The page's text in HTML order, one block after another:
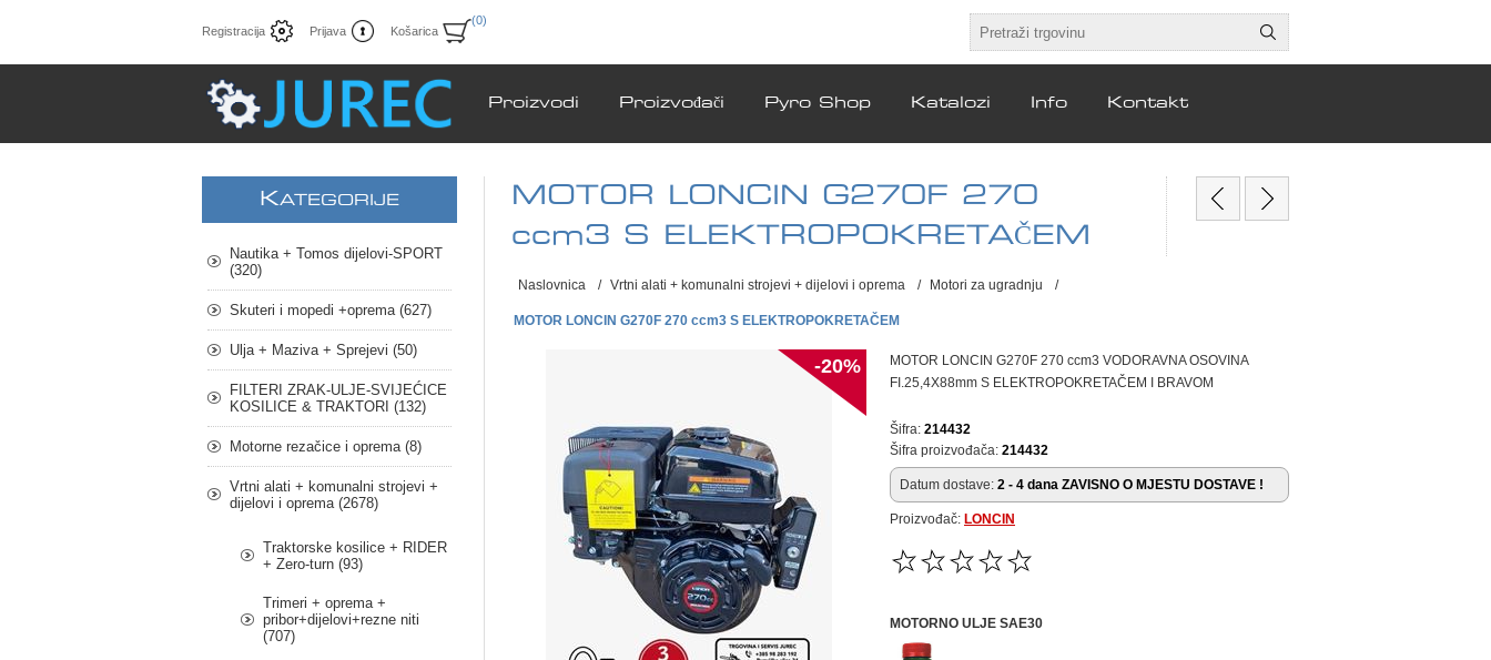
Registracija Prijava Košarica
(0)
Proizvodi Proizvođači Pyro Shop Katalozi Info Kontakt
MOTOR LONCIN G270F 270
ccm3 S ELEKTROPOKRETAČEM
Naslovnica / Vrtni alati + komunalni strojevi + dijelovi i oprema / Motori za ugradnju /
MOTOR LONCIN G270F 270 ccm3 S ELEKTROPOKRETAČEM
-20%
MOTOR LONCIN G270F 270 ccm3 VODORAVNA OSOVINA
FI.25,4X88mm S ELEKTROPOKRETAČEM I BRAVOM
Šifra: 214432
Šifra proizvođača: 214432
Datum dostave: 2 - 4 dana ZAVISNO O MJESTU DOSTAVE !
Proizvođač: LONCIN
MOTORNO ULJE SAE30
KATEGORIJE
Nautika + Tomos dijelovi-SPORT
(320)
Skuteri i mopedi +oprema (627)
Ulja + Maziva + Sprejevi (50)
FILTERI ZRAK-ULJE-SVIJEĆICE
KOSILICE & TRAKTORI (132)
Motorne rezačice i oprema (8)
Vrtni alati + komunalni strojevi +
dijelovi i oprema (2678)
Traktorske kosilice + RIDER
+ Zero-turn (93)
Trimeri + oprema +
pribor+dijelovi+rezne niti
(707)